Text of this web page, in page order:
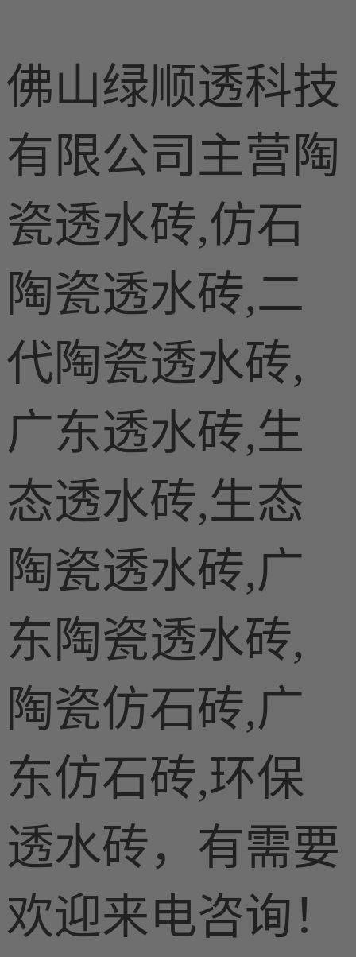
佛山绿顺透科技
有限公司主营陶
瓷透水砖,仿石
陶瓷透水砖,二
代陶瓷透水砖,
广东透水砖,生
态透水砖,生态
陶瓷透水砖,广
东陶瓷透水砖,
陶瓷仿石砖,广
东仿石砖,环保
透水砖，有需要
欢迎来电咨询！
施工现场案
LEC瓷质透
水花岗岩
仿石陶瓷透
水砖
陶瓷透水砖